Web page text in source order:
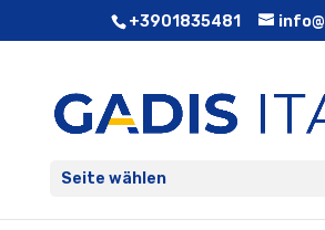
+3901835481
Seite wählen